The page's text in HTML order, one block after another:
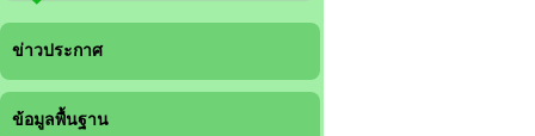
ข่าวประกาศ
ข้อมูลพื้นฐาน